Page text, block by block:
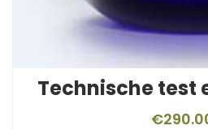
Technische test
€